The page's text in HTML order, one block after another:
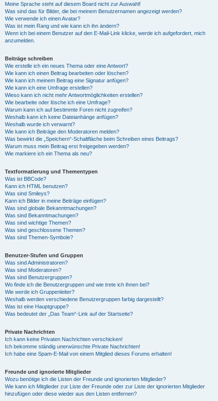
Meine Sprache steht auf diesem Board nicht zur Auswahl!
Was sind das für Bilder, die bei meinem Benutzernamen angezeigt werden?
Wie verwende ich einen Avatar?
Was ist mein Rang und wie kann ich ihn ändern?
Wenn ich bei einem Benutzer auf den E-Mail-Link klicke, werde ich aufgefordert, mich
anzumelden.
Beiträge schreiben
Wie erstelle ich ein neues Thema oder eine Antwort?
Wie kann ich einen Beitrag bearbeiten oder löschen?
Wie kann ich meinem Beitrag eine Signatur anfügen?
Wie kann ich eine Umfrage erstellen?
Wieso kann ich nicht mehr Antwortmöglichkeiten erstellen?
Wie bearbeite oder lösche ich eine Umfrage?
Warum kann ich auf bestimmte Foren nicht zugreifen?
Weshalb kann ich keine Dateianhänge anfügen?
Weshalb wurde ich verwarnt?
Wie kann ich Beiträge den Moderatoren melden?
Was bewirkt die „Speichern“-Schaltfläche beim Schreiben eines Beitrags?
Warum muss mein Beitrag erst freigegeben werden?
Wie markiere ich ein Thema als neu?
Textformatierung und Thementypen
Was ist BBCode?
Kann ich HTML benutzen?
Was sind Smileys?
Kann ich Bilder in meine Beiträge einfügen?
Was sind globale Bekanntmachungen?
Was sind Bekanntmachungen?
Was sind wichtige Themen?
Was sind geschlossene Themen?
Was sind Themen-Symbole?
Benutzer-Stufen und Gruppen
Was sind Administratoren?
Was sind Moderatoren?
Was sind Benutzergruppen?
Wo finde ich die Benutzergruppen und wie trete ich ihnen bei?
Wie werde ich Gruppenleiter?
Weshalb werden verschiedene Benutzergruppen farbig dargestellt?
Was ist eine Hauptgruppe?
Was bedeutet der „Das Team“-Link auf der Startseite?
Private Nachrichten
Ich kann keine Privaten Nachrichten verschicken!
Ich bekomme ständig unerwünschte Private Nachrichten!
Ich habe eine Spam-E-Mail von einem Mitglied dieses Forums erhalten!
Freunde und ignorierte Mitglieder
Wozu benötige ich die Listen der Freunde und ignorierten Mitglieder?
Wie kann ich Mitglieder zur Liste der Freunde oder zur Liste der ignorierten Mitglieder
hinzufügen oder diese wieder aus den Listen entfernen?